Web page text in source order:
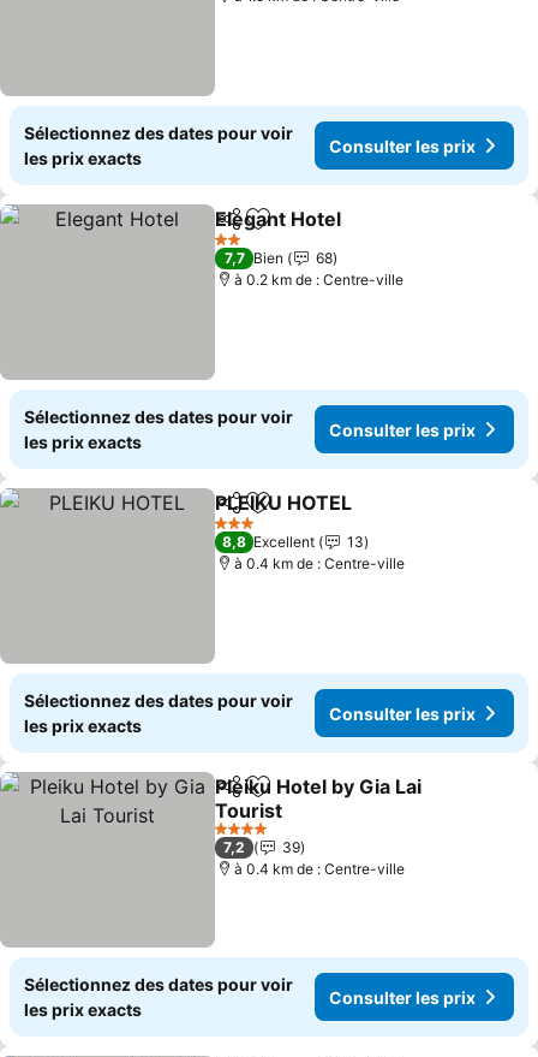
Sélectionnez des dates pour voir
les prix exacts
Consulter les prix
PartagerAjouter à mes favoris
Elegant Hotel
2 Étoiles
7,7 Bien
68
à 0.2 km de : Centre-ville
Sélectionnez des dates pour voir
les prix exacts
Consulter les prix
PartagerAjouter à mes favoris
PLEIKU HOTEL
3 Étoiles
8,8 Excellent
13
à 0.4 km de : Centre-ville
Sélectionnez des dates pour voir
les prix exacts
Consulter les prix
PartagerAjouter à mes favoris
Pleiku Hotel by Gia Lai
Tourist
4 Étoiles
7,2
39
à 0.4 km de : Centre-ville
Sélectionnez des dates pour voir
les prix exacts
Consulter les prix